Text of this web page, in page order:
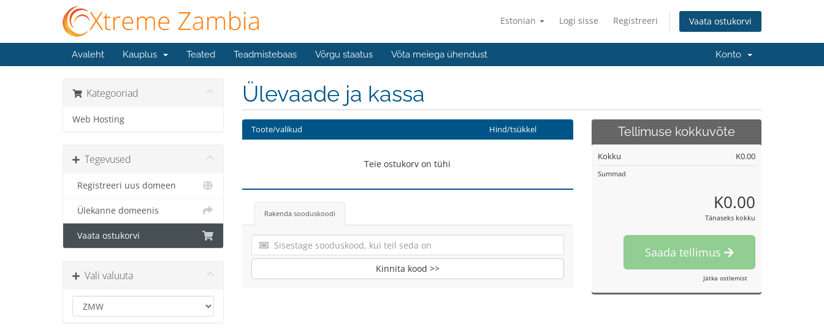
Estonian Logi sisse Registreeri Vaata ostukorvi
Avaleht Kauplus Teated Teadmistebaas Võrgu staatus Võta meiega ühendust Konto
Kategooriad
Web Hosting
Tegevused
Registreeri uus domeen
Ülekanne domeenis
Vaata ostukorvi
Vali valuuta
Ülevaade ja kassa
Toote/valikud Hind/tsükkel
Teie ostukorv on tühi
Rakenda sooduskoodi
Kinnita kood >>
Tellimuse kokkuvõte
Kokku K0.00
Summad
K0.00
Tänaseks kokku
Saada tellimus
Jätka ostlemist